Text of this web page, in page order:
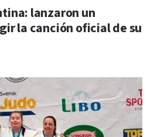
lanzaron un
la canción oficial de su